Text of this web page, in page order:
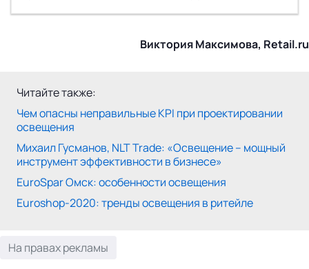
Виктория Максимова, Retail.ru
Читайте также:
Чем опасны неправильные KPI при проектировании
освещения
Михаил Гусманов, NLT Trade: «Освещение – мощный
инструмент эффективности в бизнесе»
EuroSpar Омск: особенности освещения
Euroshop-2020: тренды освещения в ритейле
На правах рекламы